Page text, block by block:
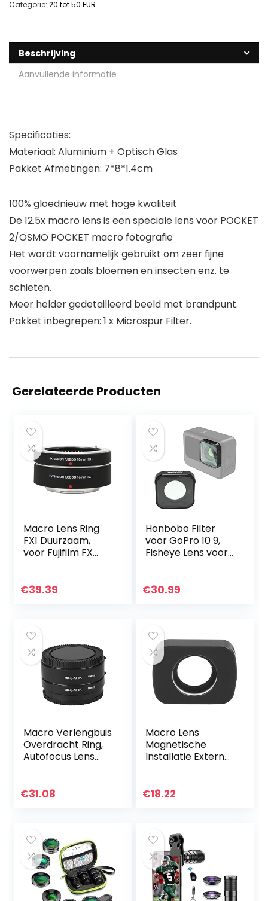
Categorie: 20 tot 50 EUR
Beschrijving
Aanvullende informatie
Specificaties:
Materiaal: Aluminium + Optisch Glas
Pakket Afmetingen: 7*8*1.4cm
100% gloednieuw met hoge kwaliteit
De 12.5x macro lens is een speciale lens voor POCKET
2/OSMO POCKET macro fotografie
Het wordt voornamelijk gebruikt om zeer fijne
voorwerpen zoals bloemen en insecten enz. te
schieten.
Meer helder gedetailleerd beeld met brandpunt.
Pakket inbegrepen: 1 x Microspur Filter.
Gerelateerde Producten
Macro Lens Ring
FX1 Duurzaam,
voor Fujifilm FX
€39.39
Honbobo Filter
voor GoPro 10 9,
Fisheye Lens voor
9, Lens Filter
€30.99
Macro Verlengbuis
Overdracht Ring,
Autofocus Lens
Brandpuntsafstan
€31.08
Macro Lens
Magnetische
Installatie Externe
Accessoires
DJI…
€18.22